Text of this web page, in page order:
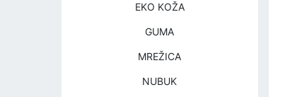
EKO KOŽA
GUMA
MREŽICA
NUBUK